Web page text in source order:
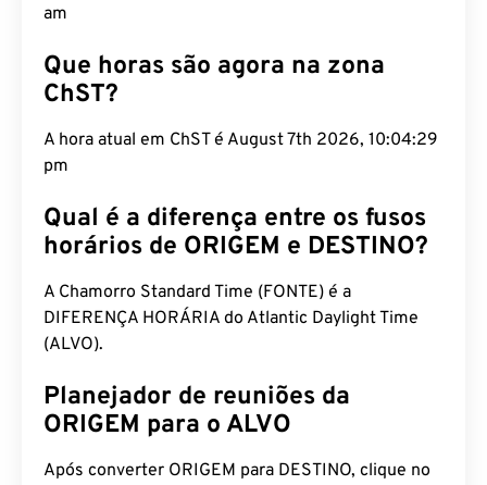
am
Que horas são agora na zona
ChST?
A hora atual em ChST é August 7th 2026, 10:04:30
pm
Qual é a diferença entre os fusos
horários de ORIGEM e DESTINO?
A Chamorro Standard Time (FONTE) é a
DIFERENÇA HORÁRIA do Atlantic Daylight Time
(ALVO).
Planejador de reuniões da
ORIGEM para o ALVO
Após converter ORIGEM para DESTINO, clique no